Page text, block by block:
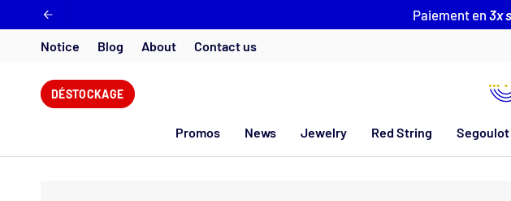
content
Paiement en 3x
Notice Blog About Contact us
DÉSTOCKAGE
Promos News Jewelry Red String Segoulot